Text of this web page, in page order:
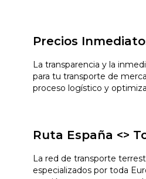
Precios
La transparencia y la
para tu transporte de
proceso logístico y
Ruta España <>
La red de transporte
especializados por toda